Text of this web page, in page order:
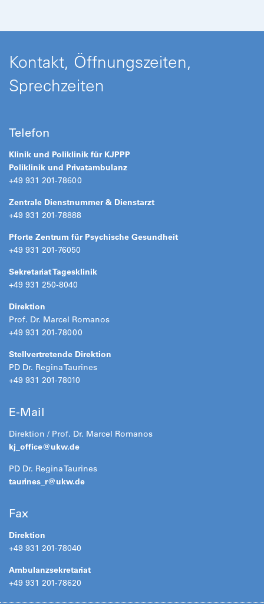
Kontakt, Öffnungszeiten,
Sprechzeiten
Telefon
Klinik und Poliklinik für KJPPP
Poliklinik und Privatambulanz
+49 931 201-78600
Zentrale Dienstnummer & Dienstarzt
+49 931 201-78888
Pforte Zentrum für Psychische Gesundheit
+49 931 201-76050
Sekretariat Tagesklinik
+49 931 250-8040
Direktion
Prof. Dr. Marcel Romanos
+49 931 201-78000
Stellvertretende Direktion
PD Dr. Regina Taurines
+49 931 201-78010
E-Mail
Direktion / Prof. Dr. Marcel Romanos
kj_office@ukw.de
PD Dr. Regina Taurines
taurines_r@ukw.de
Fax
Direktion
+49 931 201-78040
Ambulanzsekretariat
+49 931 201-78620